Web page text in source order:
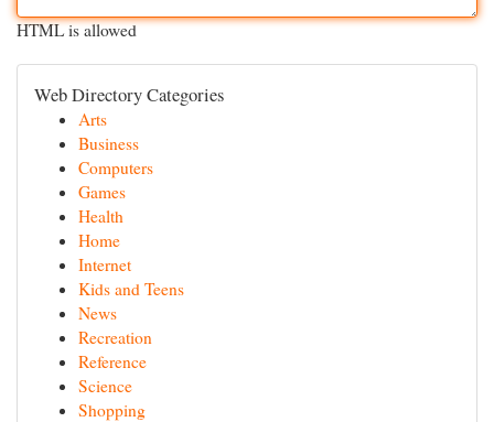
HTML is allowed
Web Directory Categories
Arts
Business
Computers
Games
Health
Home
Internet
Kids and Teens
News
Recreation
Reference
Science
Shopping